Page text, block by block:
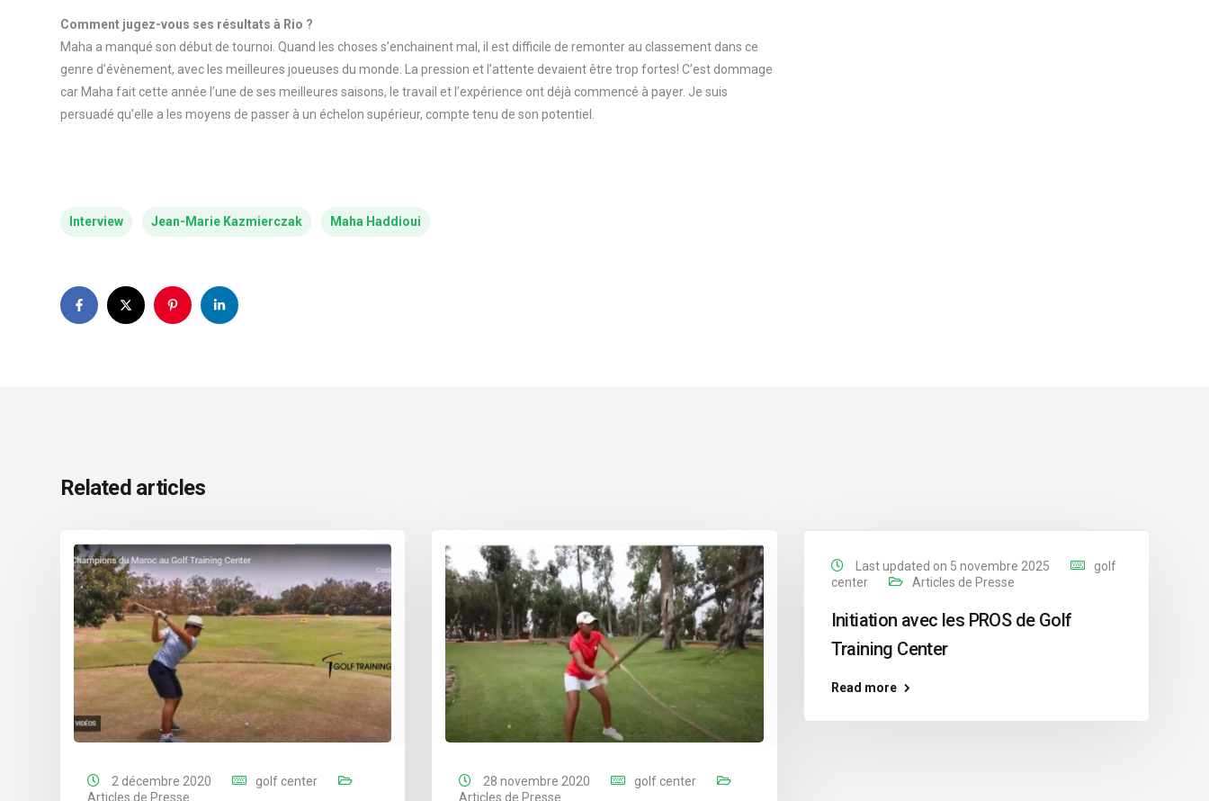
Comment jugez-vous ses résultats à Rio ?
Maha a manqué son début de tournoi. Quand les choses s’enchainent mal, il est difficile de remonter au classement dans ce
genre d’évènement, avec les meilleures joueuses du monde. La pression et l’attente devaient être trop fortes! C’est dommage
car Maha fait cette année l’une de ses meilleures saisons, le travail et l’expérience ont déjà commencé à payer. Je suis
persuadé qu’elle a les moyens de passer à un échelon supérieur, compte tenu de son potentiel.
Interview Jean-Marie Kazmierczak Maha Haddioui
Related articles
2 décembre 2020
golf center
Articles de Presse
28 novembre 2020
golf center
Articles de Presse
Last updated on 5 novembre 2025
golf
center
Articles de Presse
Initiation avec les PROS de Golf
Training Center
Read more